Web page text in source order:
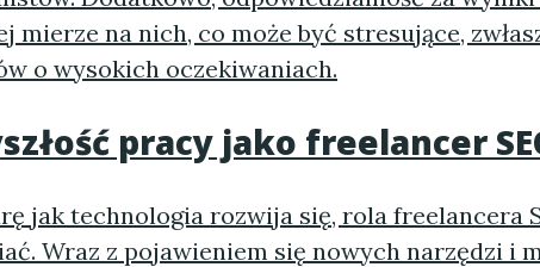
mierze na nich, co może być stresujące,
o wysokich oczekiwaniach.
pracy jako freelancer
jak technologia rozwija się, rola freelancera
Wraz z pojawieniem się nowych narzędzi i